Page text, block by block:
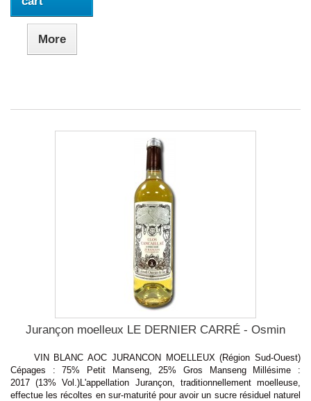
More
Jurançon moelleux LE DERNIER CARRÉ - Osmin
VIN BLANC AOC JURANCON MOELLEUX (Région Sud-Ouest)
Cépages : 75% Petit Manseng, 25% Gros Manseng Millésime :
2017 (13% Vol.)L'appellation Jurançon, traditionnellement moelleuse,
effectue les récoltes en sur-maturité pour avoir un sucre résiduel naturel